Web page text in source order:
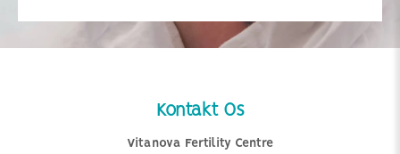
Kontakt Os
Vitanova Fertility Centre